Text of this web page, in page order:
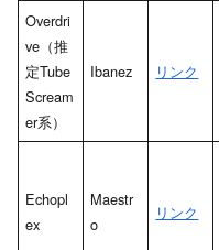
Overdri
ve（推
定Tube
Scream
er系）
Ibanez リンク
Echopl
ex
Maestr
o
リンク